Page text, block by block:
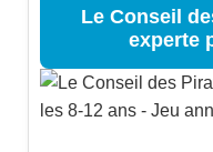
Le Conseil
experte